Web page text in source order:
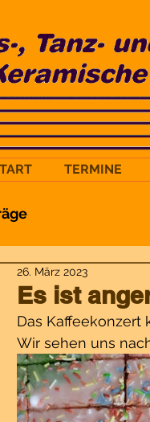
TERMINE
Es ist
26. März 2023
Das Kaffeekonzert
Wir sehen uns